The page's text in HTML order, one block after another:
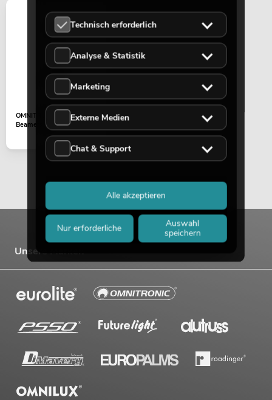
OMNITRONIC BST-2
Beamerstativ
Unsere Marken
Technisch erforderlich
Analyse & Statistik
Marketing
Externe Medien
Chat & Support
Nur erforderliche
Auswahl
speichern
Alle akzeptieren